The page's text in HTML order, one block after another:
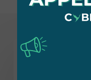
Actualités